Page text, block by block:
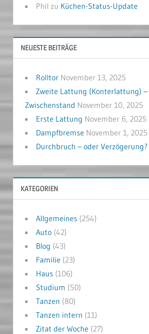
Phil zu Küchen-Status-Update
NEUESTE BEITRÄGE
Rolltor November 13, 2025
Zweite Lattung (Konterlattung) –
Zwischenstand November 10, 2025
Erste Lattung November 6, 2025
Dampfbremse November 1, 2025
Durchbruch – oder Verzögerung?
KATEGORIEN
Allgemeines(254)
Auto(42)
Blog (43)
Familie (23)
Haus(106)
Studium (50)
Tanzen (80)
Tanzen intern (11)
Zitat der Woche (27)